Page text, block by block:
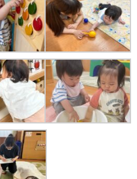
園の自己評価公表
防災計画
06-6915-8558